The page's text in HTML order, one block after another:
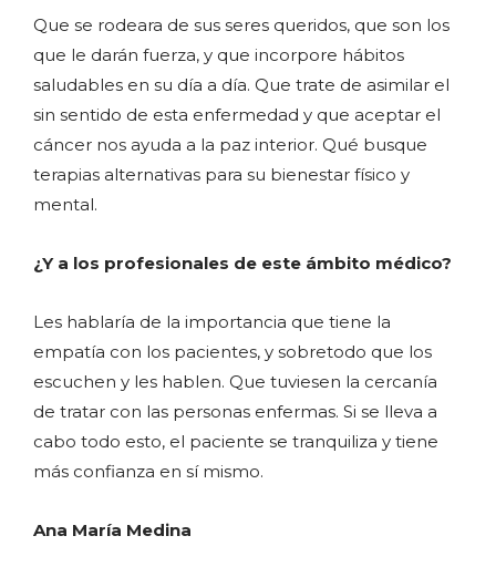
Que se rodeara de sus seres queridos, que son los
que le darán fuerza, y que incorpore hábitos
saludables en su día a día. Que trate de asimilar el
sin sentido de esta enfermedad y que aceptar el
cáncer nos ayuda a la paz interior. Qué busque
terapias alternativas para su bienestar físico y
mental.
¿Y a los profesionales de este ámbito médico?
Les hablaría de la importancia que tiene la
empatía con los pacientes, y sobretodo que los
escuchen y les hablen. Que tuviesen la cercanía
de tratar con las personas enfermas. Si se lleva a
cabo todo esto, el paciente se tranquiliza y tiene
más confianza en sí mismo.
Ana María Medina